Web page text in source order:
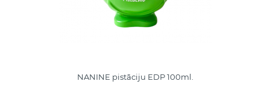
NANINE pistāciju EDP 100ml.